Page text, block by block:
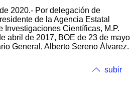
2020.- Por delegación de
de la Agencia Estatal
Investigaciones Científicas, M.P.
abril de 2017, BOE de 23 de mayo
General, Alberto Sereno Álvarez.
subir